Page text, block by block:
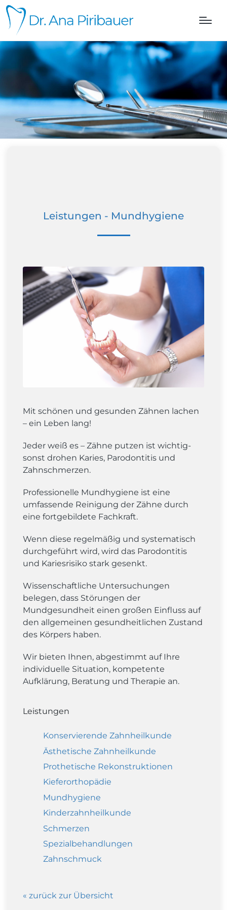
Leistungen - Mundhygiene
Mit schönen und gesunden Zähnen lachen
– ein Leben lang!
Jeder weiß es – Zähne putzen ist wichtig-
sonst drohen Karies, Parodontitis und
Zahnschmerzen.
Professionelle Mundhygiene ist eine
umfassende Reinigung der Zähne durch
eine fortgebildete Fachkraft.
Wenn diese regelmäßig und systematisch
durchgeführt wird, wird das Parodontitis
und Kariesrisiko stark gesenkt.
Wissenschaftliche Untersuchungen
belegen, dass Störungen der
Mundgesundheit einen großen Einfluss auf
den allgemeinen gesundheitlichen Zustand
des Körpers haben.
Wir bieten Ihnen, abgestimmt auf Ihre
individuelle Situation, kompetente
Aufklärung, Beratung und Therapie an.
Leistungen
Konservierende Zahnheilkunde
Ästhetische Zahnheilkunde
Prothetische Rekonstruktionen
Kieferorthopädie
Mundhygiene
Kinderzahnheilkunde
Schmerzen
Spezialbehandlungen
Zahnschmuck
« zurück zur Übersicht